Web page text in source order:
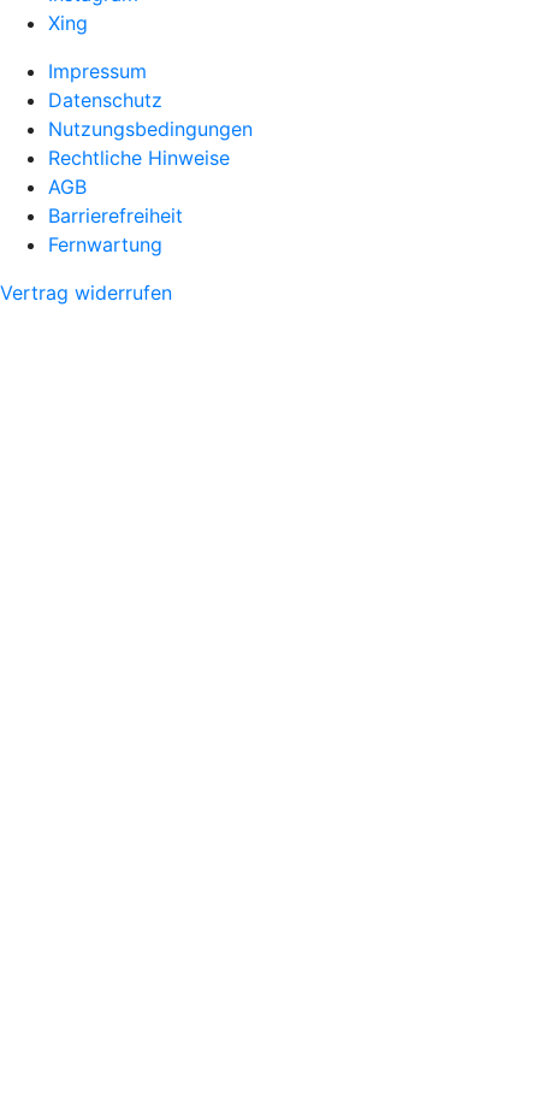
Xing
Impressum
Datenschutz
Nutzungsbedingungen
Rechtliche Hinweise
AGB
Barrierefreiheit
Fernwartung
Vertrag widerrufen